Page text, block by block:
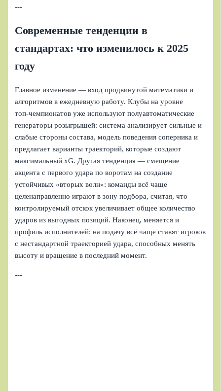
---
Современные тенденции в
стандартах: что изменилось к 2025
году
Главное изменение — вход продвинутой математики и
алгоритмов в ежедневную работу. Клубы на уровне
топ‑чемпионатов уже используют полуавтоматические
генераторы розыгрышей: система анализирует сильные и
слабые стороны состава, модель поведения соперника и
предлагает варианты траекторий, которые создают
максимальный xG. Другая тенденция — смещение
акцента с первого удара по воротам на создание
устойчивых «вторых волн»: команды всё чаще
целенаправленно играют в зону подбора, считая, что
контролируемый отскок увеличивает общее количество
ударов из выгодных позиций. Наконец, меняется и
профиль исполнителей: на подачу всё чаще ставят игроков
с нестандартной траекторией удара, способных менять
высоту и вращение в последний момент.
---